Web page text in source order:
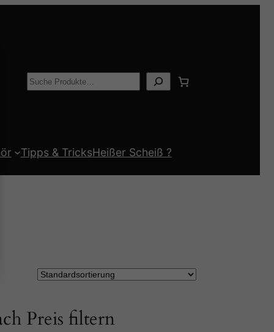
Suchen
Tipps & TricksHeißer Scheiß ?
Preis filtern